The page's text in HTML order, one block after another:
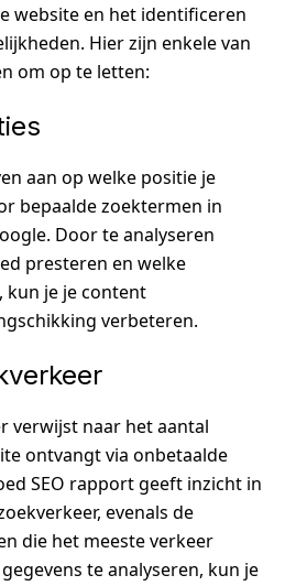
website en het identificeren
Hier zijn enkele van
om op te letten:
aan op welke positie je
bepaalde zoektermen in
Door te analyseren
presteren en welke
kun je je content
verbeteren.
verwijst naar het aantal
ontvangt via onbetaalde
SEO rapport geeft inzicht in
evenals de
die het meeste verkeer
te analyseren, kun je